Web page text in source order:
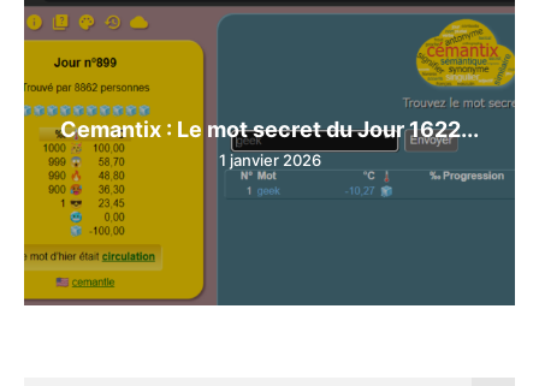
Cemantix : Le mot secret du Jour 1622...
1 janvier 2026